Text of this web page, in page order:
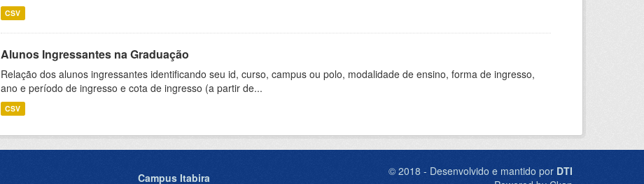
CSV
Alunos Ingressantes na Graduação
Relação dos alunos ingressantes identificando seu id, curso, campus ou polo, modalidade de ensino, forma de ingresso,
ano e período de ingresso e cota de ingresso (a partir de...
CSV
Campus Itabira © 2018 - Desenvolvido e mantido por DTI